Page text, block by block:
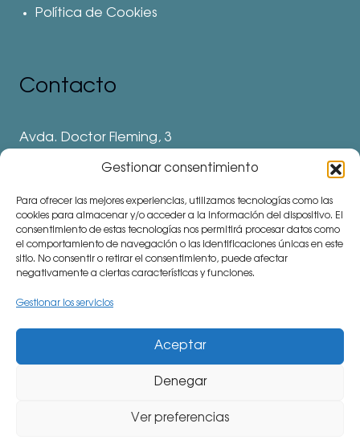
Gestionar consentimiento
Para ofrecer las mejores experiencias, utilizamos tecnologías como las
cookies para almacenar y/o acceder a la información del dispositivo. El
consentimiento de estas tecnologías nos permitirá procesar datos como
el comportamiento de navegación o las identificaciones únicas en este
sitio. No consentir o retirar el consentimiento, puede afectar
negativamente a ciertas características y funciones.
Gestionar los servicios
Aceptar
Denegar
Ver preferencias
Política de Cookies
Contacto
Avda. Doctor Fleming, 3
⅛ 91 694 62 11
⅛ 91 694 62 77
⅛ 91 693 80 41 (Colegio)
communitymanager⅛cemu.es
CiudadEscuela Muchachos (CEMU). Avda. Doctor
62 77 Todos los derechos reservados.